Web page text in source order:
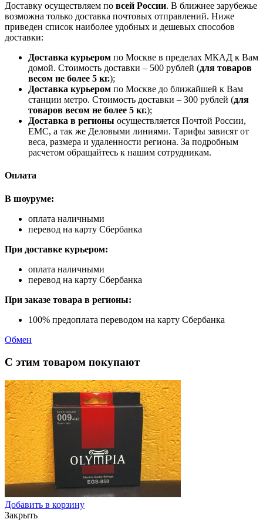
Доставку осуществляем по всей России. В ближнее зарубежье
возможна только доставка почтовых отправлений. Ниже
приведен список наиболее удобных и дешевых способов
доставки:
Доставка курьером по Москве в пределах МКАД к Вам
домой. Стоимость доставки – 500 рублей (для товаров
весом не более 5 кг.);
Доставка курьером по Москве до ближайшей к Вам
станции метро. Стоимость доставки – 300 рублей (для
товаров весом не более 5 кг.);
Доставка в регионы осуществляется Почтой России,
ЕМС, а так же Деловыми линиями. Тарифы зависят от
веса, размера и удаленности региона. За подробным
расчетом обращайтесь к нашим сотрудникам.
Оплата
В шоуруме:
оплата наличными
перевод на карту Сбербанка
При доставке курьером:
оплата наличными
перевод на карту Сбербанка
При заказе товара в регионы:
100% предоплата переводом на карту Сбербанка
Обмен
С этим товаром покупают
Добавить в корзину
Закрыть